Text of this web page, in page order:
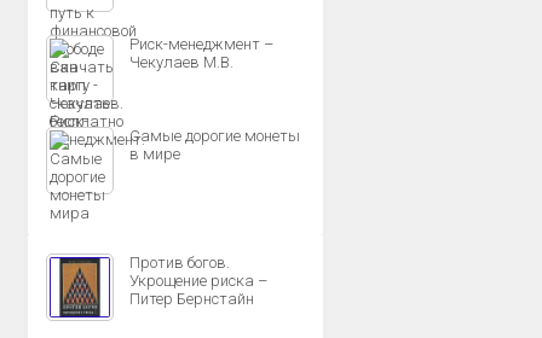
Риск-менеджмент –
Чекулаев М.В.
Самые дорогие монеты
в мире
Против богов.
Укрощение риска –
Питер Бернстайн